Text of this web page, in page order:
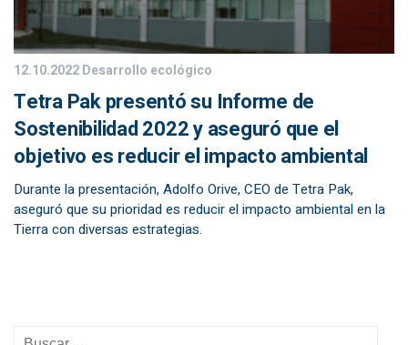
12.10.2022Desarrollo ecológico
Tetra Pak presentó su Informe de
Sostenibilidad 2022 y aseguró que el
objetivo es reducir el impacto ambiental
Durante la presentación, Adolfo Orive, CEO de Tetra Pak,
aseguró que su prioridad es reducir el impacto ambiental en la
Tierra con diversas estrategias.